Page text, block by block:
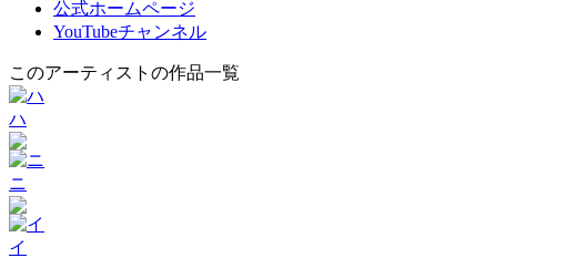
公式ホームページ
YouTubeチャンネル
このアーティストの作品一覧
ハ
ニ
イ